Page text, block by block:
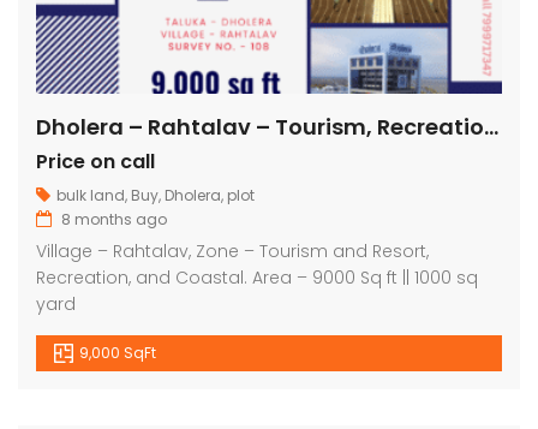
Dholera – Rahtalav – Tourism, Recreation, Coastal – 9000 sq ft || 1000 sq yard
Price on call
bulk land, Buy, Dholera, plot
8 months ago
Village – Rahtalav, Zone – Tourism and Resort,
Recreation, and Coastal. Area – 9000 Sq ft || 1000 sq
yard
9,000 SqFt